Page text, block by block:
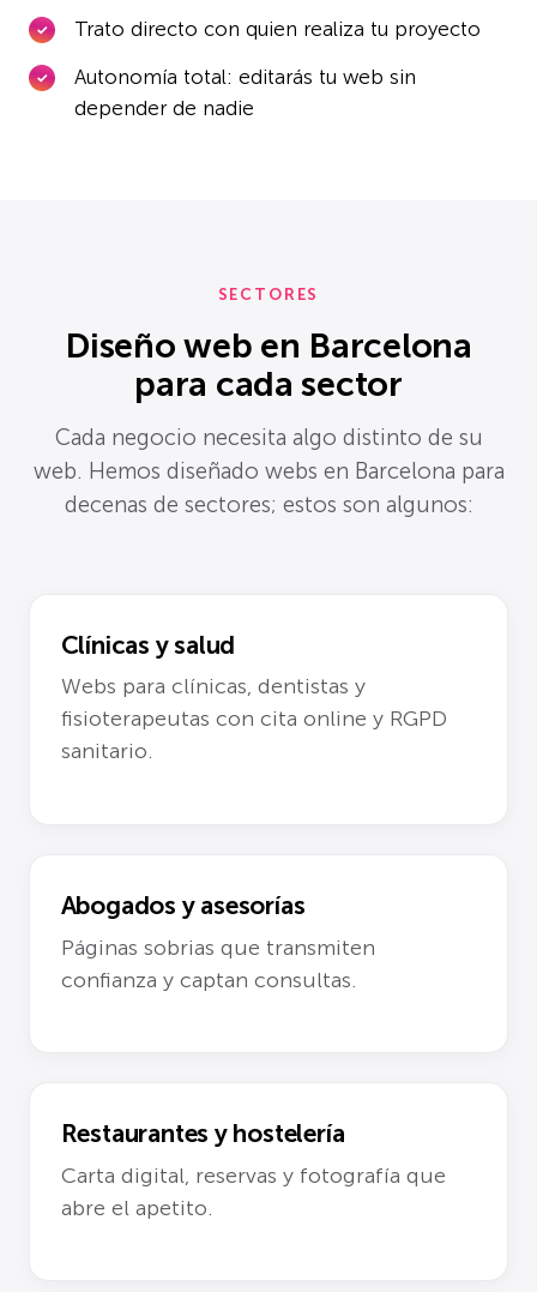
Trato directo con quien realiza tu proyecto
Autonomía total: editarás tu web sin
depender de nadie
SECTORES
Diseño web en Barcelona
para cada sector
Cada negocio necesita algo distinto de su
web. Hemos diseñado webs en Barcelona para
decenas de sectores; estos son algunos:
Clínicas y salud
Webs para clínicas, dentistas y
fisioterapeutas con cita online y RGPD
sanitario.
Abogados y asesorías
Páginas sobrias que transmiten
confianza y captan consultas.
Restaurantes y hostelería
Carta digital, reservas y fotografía que
abre el apetito.